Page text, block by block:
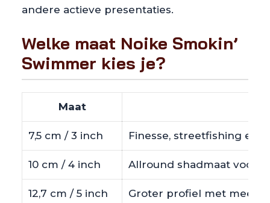
andere actieve presentaties.
Welke maat Noike Smokin’
Swimmer kies je?
Maat
7,5 cm / 3 inch Finesse, streetfishing en
10 cm / 4 inch Allround shadmaat voor
12,7 cm / 5 inch Groter profiel met meer